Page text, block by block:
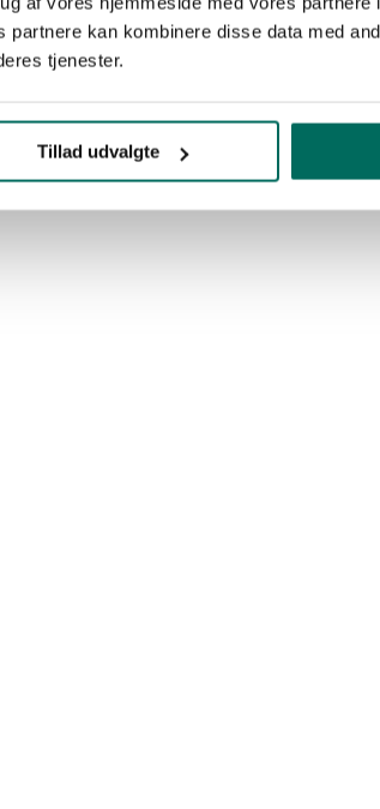
kan kombinere disse data med
tjenester.
Tillad udvalgte